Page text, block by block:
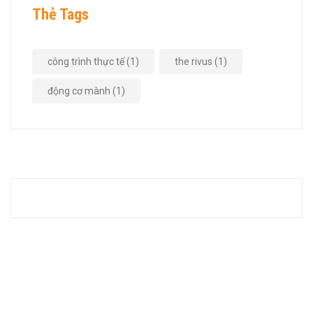
Thẻ Tags
công trình thực tế(1) the rivus (1)
động cơ mành (1)